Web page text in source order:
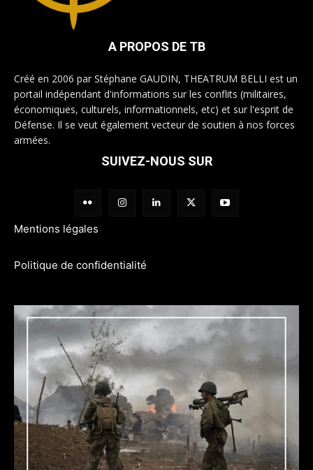
A PROPOS DE TB
Créé en 2006 par Stéphane GAUDIN, THEATRUM BELLI est un
portail indépendant d'informations sur les conflits (militaires,
économiques, culturels, informationnels, etc) et sur l'esprit de
Défense. Il se veut également vecteur de soutien à nos forces
armées.
SUIVEZ-NOUS SUR
Mentions légales
Politique de confidentialité